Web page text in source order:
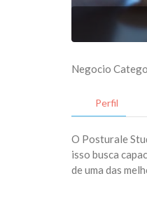
Negocio
Perfil
O Posturale
isso busca
de uma das